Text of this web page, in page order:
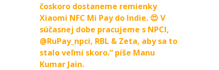
čoskoro dostaneme remienky
Xiaomi NFC Mi Pay do Indie. 😍 V
súčasnej dobe pracujeme s NPCI,
@RuPay_npci, RBL & Zeta, aby sa to
stalo veľmi skoro.“ píše Manu
Kumar Jain.